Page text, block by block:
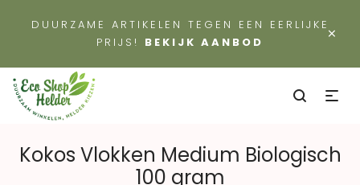
×
DUURZAME ARTIKELEN TEGEN EEN EERLIJKE
PRIJS! BEKIJK AANBOD
Kokos Vlokken Medium Biologisch
100 gram